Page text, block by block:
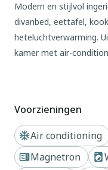
Modern en stijlvol
divanbed, eettafel,
heteluchtverwarming.
kamer met air-
Douche/WC. Balkon.
klamboe, kinderstoel,
Parkeerplaats nr. max.
breedte 250 cm.
Voorzieningen
Air conditioning
Magnetron